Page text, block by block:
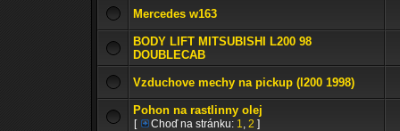
Mercedes w163
BODY LIFT MITSUBISHI L200 98
DOUBLECAB
Vzduchove mechy na pickup (l200 1998)
Pohon na rastlinny olej
[ Choď na stránku: 1, 2 ]